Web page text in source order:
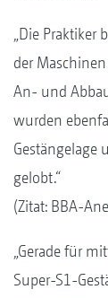
„Die Praktiker
der
An- und
wurden
Gestänge­lage
gelobt.“
(Zitat: BBA-
„Gerade für
Super-S1-